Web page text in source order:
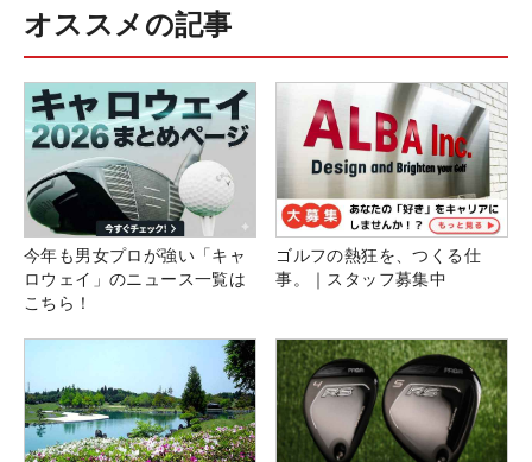
オススメの記事
今年も男女プロが強い「キャ
ロウェイ」のニュース一覧は
こちら！
ゴルフの熱狂を、つくる仕
事。｜スタッフ募集中